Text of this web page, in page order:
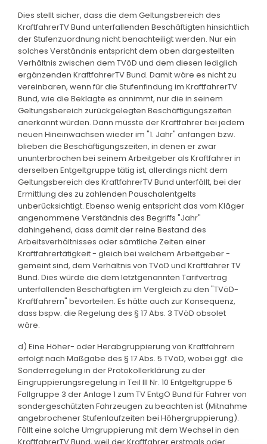
Dies stellt sicher, dass die dem Geltungsbereich des
KraftfahrerTV Bund unterfallenden Beschäftigten hinsichtlich
der Stufenzuordnung nicht benachteiligt werden. Nur ein
solches Verständnis entspricht dem oben dargestellten
Verhältnis zwischen dem TVöD und dem diesen lediglich
ergänzenden KraftfahrerTV Bund. Damit wäre es nicht zu
vereinbaren, wenn für die Stufenfindung im KraftfahrerTV
Bund, wie die Beklagte es annimmt, nur die in seinem
Geltungsbereich zurückgelegten Beschäftigungszeiten
anerkannt würden. Dann müsste der Kraftfahrer bei jedem
neuen Hineinwachsen wieder im "1. Jahr" anfangen bzw.
blieben die Beschäftigungszeiten, in denen er zwar
ununterbrochen bei seinem Arbeitgeber als Kraftfahrer in
derselben Entgeltgruppe tätig ist, allerdings nicht dem
Geltungsbereich des KraftfahrerTV Bund unterfällt, bei der
Ermittlung des zu zahlenden Pauschalentgelts
unberücksichtigt. Ebenso wenig entspricht das vom Kläger
angenommene Verständnis des Begriffs "Jahr"
dahingehend, dass damit der reine Bestand des
Arbeitsverhältnisses oder sämtliche Zeiten einer
Kraftfahrertätigkeit - gleich bei welchem Arbeitgeber -
gemeint sind, dem Verhältnis von TVöD und Kraftfahrer TV
Bund. Dies würde die dem letztgenannten Tarifvertrag
unterfallenden Beschäftigten im Vergleich zu den "TVöD-
Kraftfahrern" bevorteilen. Es hätte auch zur Konsequenz,
dass bspw. die Regelung des § 17 Abs. 3 TVöD obsolet
wäre.
d) Eine Höher- oder Herabgruppierung von Kraftfahrern
erfolgt nach Maßgabe des § 17 Abs. 5 TVöD, wobei ggf. die
Sonderregelung in der Protokollerklärung zu der
Eingruppierungsregelung in Teil III Nr. 10 Entgeltgruppe 5
Fallgruppe 3 der Anlage 1 zum TV EntgO Bund für Fahrer von
sondergeschützten Fahrzeugen zu beachten ist (Mitnahme
angebrochener Stufenlaufzeiten bei Höhergruppierung).
Fällt eine solche Umgruppierung mit dem Wechsel in den